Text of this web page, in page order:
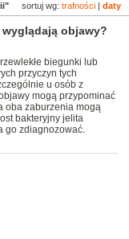
sortuj wg: trafności daty
wyglądają objawy?
biegunki lub
przyczyn tych
u osób z
mogą przypominać
oba zaburzenia mogą
bakteryjny jelita
go zdiagnozować.